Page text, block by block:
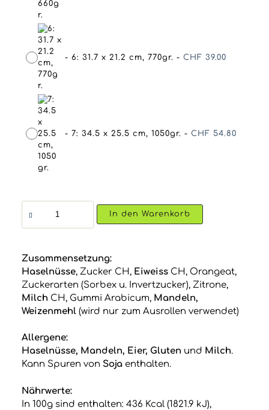
- 6: 31.7 x 21.2 cm, 770gr. - CHF 39.00
- 7: 34.5 x 25.5 cm, 1050gr. - CHF 54.80
Berner
Haselnuss
Lebkuchen
In den Warenkorb
Zusammensetzung:
Haselnüsse, Zucker CH, Eiweiss CH, Orangeat,
Zuckerarten (Sorbex u. Invertzucker), Zitrone,
Milch CH, Gummi Arabicum, Mandeln,
Weizenmehl(wird nur zum Ausrollen verwendet)
Allergene:
Haselnüsse, Mandeln, Eier, Gluten und Milch.
Kann Spuren von Sojaenthalten.
Nährwerte:
In 100g sind enthalten: 436 Kcal (1821.9 kJ),